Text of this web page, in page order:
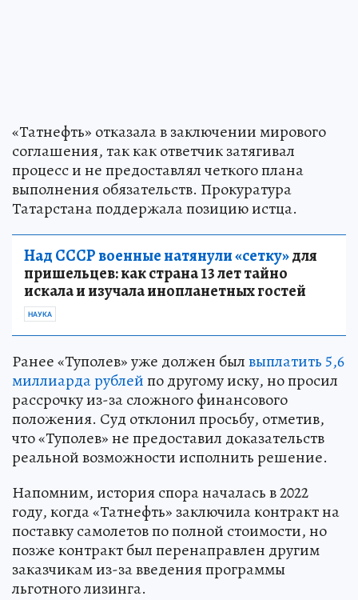
«Татнефть» отказала в заключении мирового
соглашения, так как ответчик затягивал
процесс и не предоставлял четкого плана
выполнения обязательств. Прокуратура
Татарстана поддержала позицию истца.
Над СССР военные натянули «сетку»для
пришельцев: как страна 13 лет тайно
искала и изучала инопланетных гостей
НАУКА
Ранее «Туполев» уже должен былвыплатить 5,6
миллиарда рублейпо другому иску, но просил
рассрочку из-за сложного финансового
положения. Суд отклонил просьбу, отметив,
что «Туполев» не предоставил доказательств
реальной возможности исполнить решение.
Напомним, история спора началась в 2022
году, когда «Татнефть» заключила контракт на
поставку самолетов по полной стоимости, но
позже контракт был перенаправлен другим
заказчикам из-за введения программы
льготного лизинга.